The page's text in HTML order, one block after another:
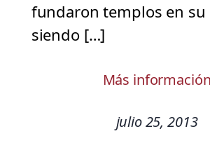
fundaron templos en su
siendo […]
Más información
julio 25, 2013